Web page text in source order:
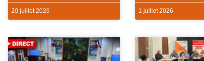
20 juillet 2026 1 juillet 2026